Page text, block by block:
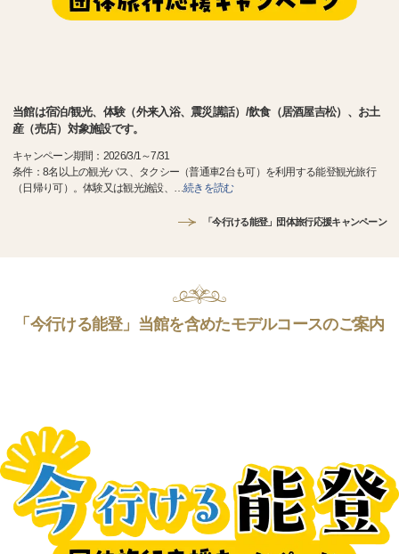
当館は宿泊/観光、体験（外来入浴、震災講話）/飲食（居酒屋吉松）、お土
産（売店）対象施設です。
キャンペーン期間：2026/3/1～7/31
条件：8名以上の観光バス、タクシー（普通車2台も可）を利用する能登観光旅行
（日帰り可）。体験又は観光施設、 …続きを読む
「今行ける能登」団体旅行応援キャンペーン
「今行ける能登」当館を含めたモデルコースのご案内